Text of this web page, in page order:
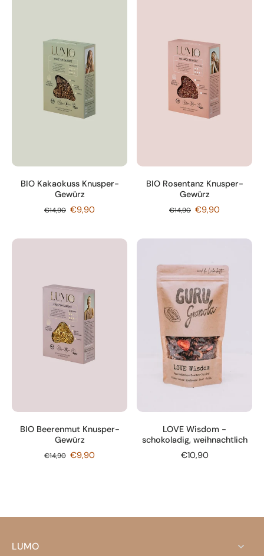
BIO Kakaokuss Knusper-
Gewürz
€14,90 €9,90
BIO Rosentanz Knusper-
Gewürz
€14,90 €9,90
BIO Beerenmut Knusper-
Gewürz
€14,90 €9,90
LOVE Wisdom -
schokoladig, weihnachtlich
€10,90
LUMO